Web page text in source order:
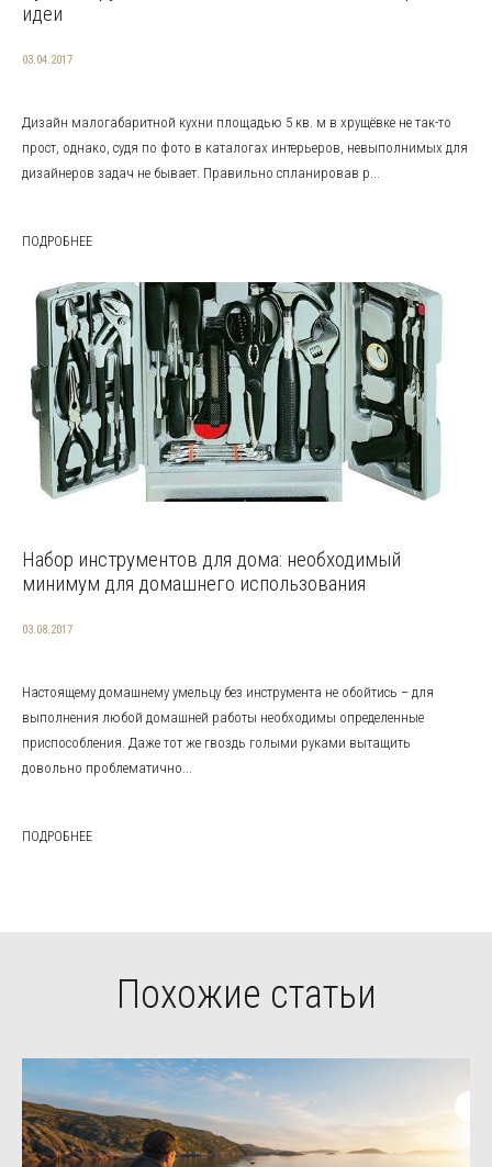
идеи
03.04.2017
Дизайн малогабаритной кухни площадью 5 кв. м в хрущёвке не так-то
прост, однако, судя по фото в каталогах интерьеров, невыполнимых для
дизайнеров задач не бывает. Правильно спланировав р...
ПОДРОБНЕЕ
Набор инструментов для дома: необходимый
минимум для домашнего использования
03.08.2017
Настоящему домашнему умельцу без инструмента не обойтись – для
выполнения любой домашней работы необходимы определенные
приспособления. Даже тот же гвоздь голыми руками вытащить
довольно проблематично...
ПОДРОБНЕЕ
Похожие статьи